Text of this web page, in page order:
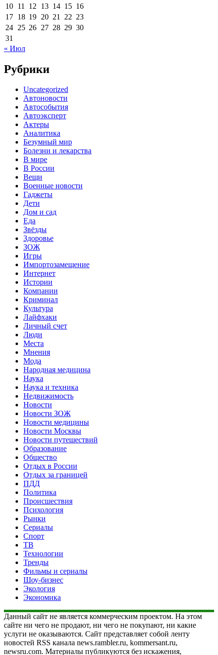
10 11 12 13 14 15 16
17 18 19 20 21 22 23
24 25 26 27 28 29 30
31
« Июл
Рубрики
Uncategorized
Автоновости
Автособытия
Автоэксперт
Актеры
Аналитика
Безумный мир
Болезни и лекарства
В мире
В России
Вещи
Военные новости
Гаджеты
Дети
Дом и сад
Еда
Звёзды
Здоровье
ЗОЖ
Игры
Импортозамещение
Интернет
Истории
Компании
Криминал
Культура
Лайфхаки
Личный счет
Люди
Места
Мнения
Мода
Народная медицина
Наука
Наука и техника
Недвижимость
Новости
Новости ЗОЖ
Новости медицины
Новости Москвы
Новости путешествий
Образование
Общество
Отдых в России
Отдых за границей
ПДД
Политика
Происшествия
Психология
Рынки
Сериалы
Спорт
ТВ
Технологии
Тренды
Фильмы и сериалы
Шоу-бизнес
Экология
Экономика
Данный сайт не является коммерческим проектом. На этом
сайте ни чего не продают, ни чего не покупают, ни какие
услуги не оказываются. Сайт представляет собой ленту
новостей RSS канала news.rambler.ru, kommersant.ru,
newsru.com. Материалы публикуются без искажения,